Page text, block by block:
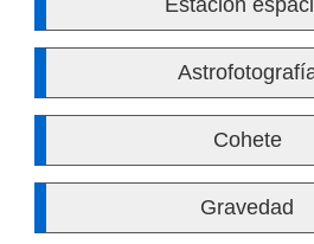
Estación
Cohete
Gravedad